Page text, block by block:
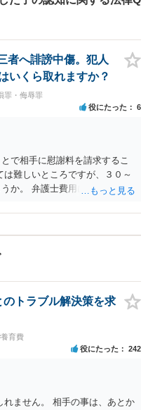
者へ誹謗中傷。犯人
いくら取れますか？
罪・侮辱罪
役にたった 6
で相手に慰謝料を請求するこ
難しいところですが、３０～
か。 弁護士費用については、
られない場合が多いです。示
用を相手に十分に負担させる
てはいかがでしょうか。 それ
るをえないということであれ
る必要があります）依頼した
トラブル解決策を求
育費
役にたった 242
ません。 相手の事は、あとか